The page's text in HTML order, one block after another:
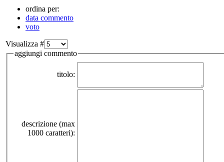
ordina per:
data commento
voto
Visualizza #
aggiungi commento
titolo:
descrizione (max
1000 caratteri):